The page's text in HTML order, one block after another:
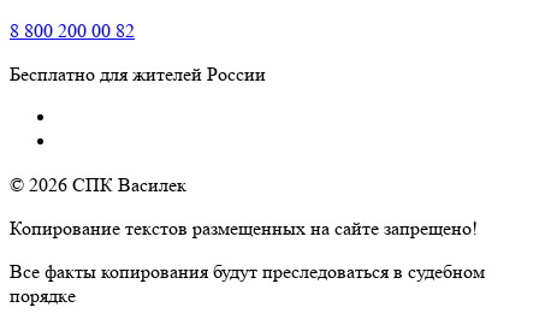
8 800 200 00 82
Бесплатно для жителей России
© 2026 СПК Василек
Копирование текстов размещенных на сайте запрещено!
Все факты копирования будут преследоваться в судебном
порядке